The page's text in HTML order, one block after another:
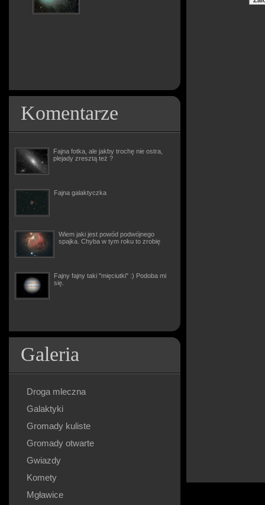
Komentarze
Fajna fotka, ale jakby trochę nie ostra,
plejady zresztą też ?
Fajna galaktyczka
Wiem jaki jest powód podwójnego
spajka. Chyba w tym roku to zrobię
Fajny fajny taki "mięciutki" :) Podoba mi
się.
Galeria
Droga mleczna
Galaktyki
Gromady kuliste
Gromady otwarte
Gwiazdy
Komety
Mgławice